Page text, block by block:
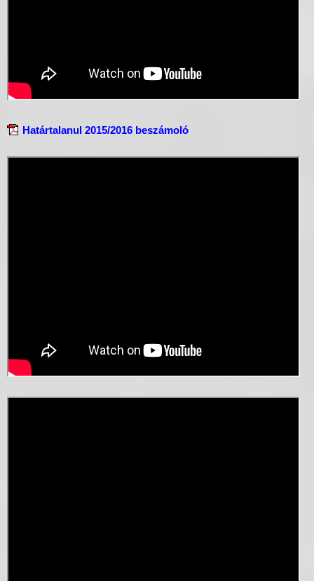
Határtalanul 2015/2016 beszámoló